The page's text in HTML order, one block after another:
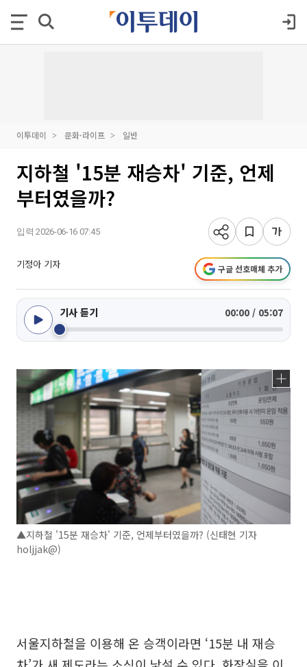
이투데이 문화·라이프 일반
지하철 '15분 재승차' 기준, 언제
부터였을까?
입력 2026-06-16 07:45
기정아 기자 구글 선호매체 추가
기사 듣기 00:00 / 05:07
▲지하철 '15분 재승차' 기준, 언제부터였을까? (신태현 기자
holjjak@)
서울지하철을 이용해 온 승객이라면 ‘15분 내 재승